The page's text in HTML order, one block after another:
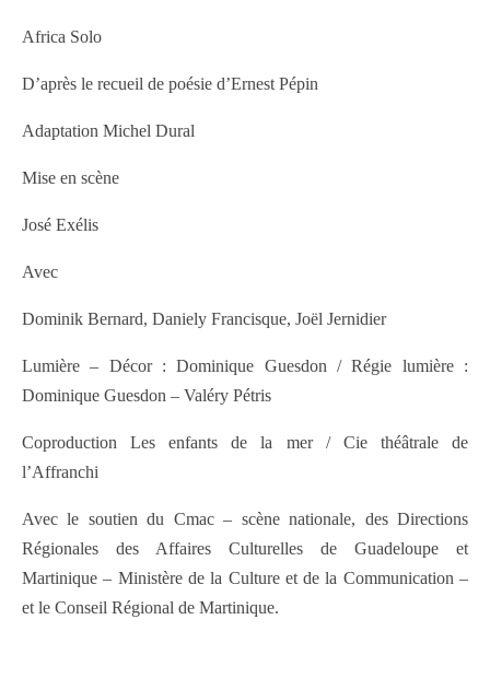
Africa Solo
D’après le recueil de poésie d’Ernest Pépin
Adaptation Michel Dural
Mise en scène
José Exélis
Avec
Dominik Bernard, Daniely Francisque, Joël Jernidier
Lumière – Décor : Dominique Guesdon / Régie lumière :
Dominique Guesdon – Valéry Pétris
Coproduction Les enfants de la mer / Cie théâtrale de
l’Affranchi
Avec le soutien du Cmac – scène nationale, des Directions
Régionales des Affaires Culturelles de Guadeloupe et
Martinique – Ministère de la Culture et de la Communication –
et le Conseil Régional de Martinique.